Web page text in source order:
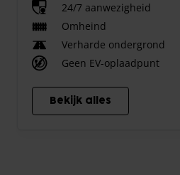
24/7 aanwezigheid
Omheind
Verharde ondergrond
Geen EV-oplaadpunt
Bekijk alles